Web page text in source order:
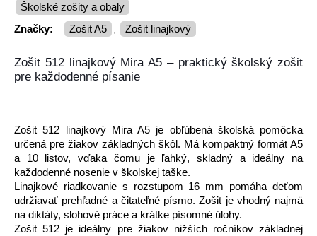
Školské zošity a obaly
Značky:
zošit A5 , zošit linajkový
Zošit 512 linajkový Mira A5 – praktický školský zošit
pre každodenné písanie
Zošit 512 linajkový Mira A5 je obľúbená školská pomôcka
určená pre žiakov základných škôl. Má kompaktný formát A5
a 10 listov, vďaka čomu je ľahký, skladný a ideálny na
každodenné nosenie v školskej taške.
Linajkové riadkovanie s rozstupom 16 mm pomáha deťom
udržiavať prehľadné a čitateľné písmo. Zošit je vhodný najmä
na diktáty, slohové práce a krátke písomné úlohy.
Zošit 512 je ideálny pre žiakov nižších ročníkov základnej